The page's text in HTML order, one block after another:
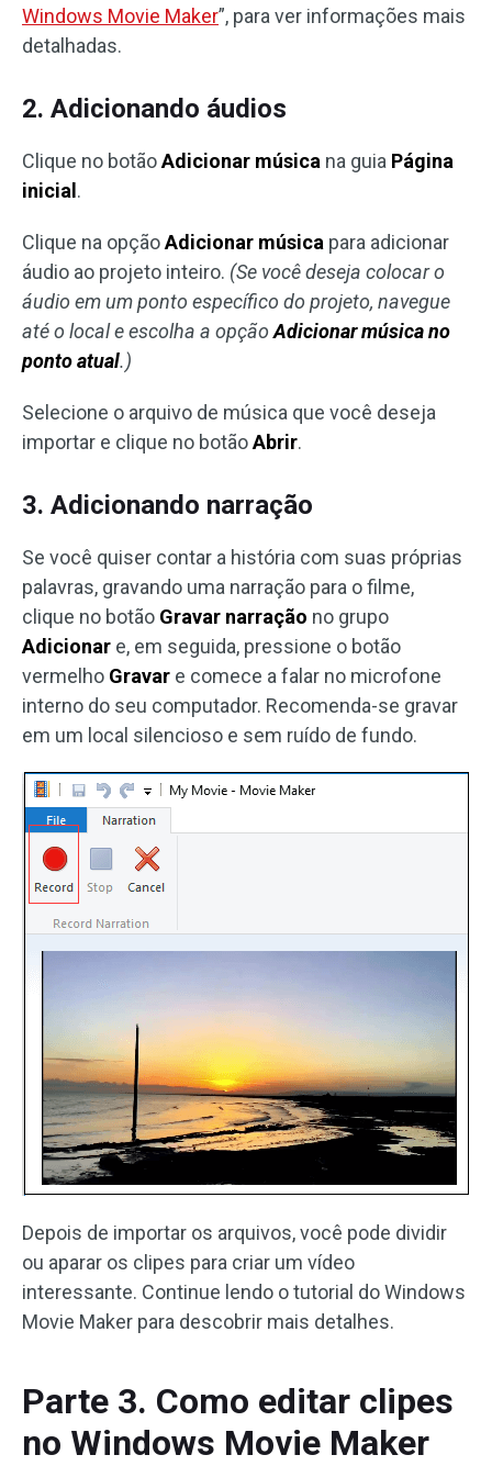
Windows Movie Maker”, para ver informações mais
detalhadas.
2. Adicionando áudios
Clique no botãoAdicionar música na guia Página
inicial .
Clique na opçãoAdicionar música para adicionar
áudio ao projeto inteiro. (Se você deseja colocar o
áudio em um ponto específico do projeto, navegue
até o local e escolha a opçãoAdicionar música no
ponto atual.)
Selecione o arquivo de música que você deseja
importar e clique no botãoAbrir.
3. Adicionando narração
Se você quiser contar a história com suas próprias
palavras, gravando uma narração para o filme,
clique no botão Gravar narração no grupo
Adicionar e, em seguida, pressione o botão
vermelho Gravar e comece a falar no microfone
interno do seu computador. Recomenda-se gravar
em um local silencioso e sem ruído de fundo.
Depois de importar os arquivos, você pode dividir
ou aparar os clipes para criar um vídeo
interessante. Continue lendo o tutorial do Windows
Movie Maker para descobrir mais detalhes.
Parte 3. Como editar clipes
no Windows Movie Maker